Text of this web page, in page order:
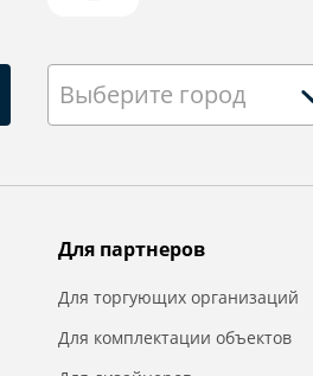
Выберите город
Для партнеров
Для торгующих организаций
Для комплектации объектов